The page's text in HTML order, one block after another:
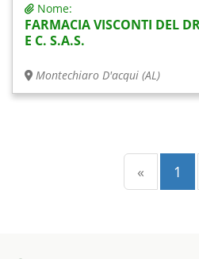
Nome:
FARMACIA VISCONTI DEL
E C. S.A.S.
Montechiaro D'acqui (AL)
« 1